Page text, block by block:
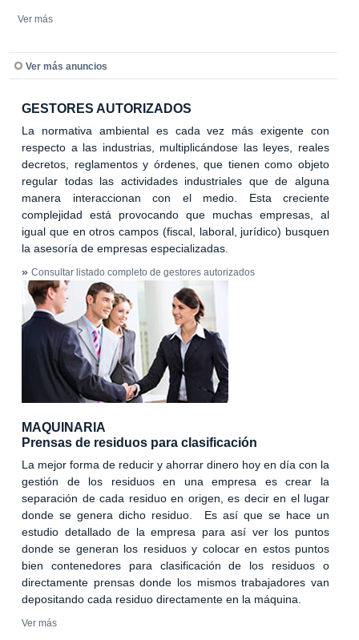
Ver más
Ver más anuncios
GESTORES AUTORIZADOS
La normativa ambiental es cada vez más exigente con
respecto a las industrias, multiplicándose las leyes, reales
decretos, reglamentos y órdenes, que tienen como objeto
regular todas las actividades industriales que de alguna
manera interaccionan con el medio. Esta creciente
complejidad está provocando que muchas empresas, al
igual que en otros campos (fiscal, laboral, jurídico) busquen
la asesoría de empresas especializadas.
» Consultar listado completo de gestores autorizados
MAQUINARIA
Prensas de residuos para clasificación
La mejor forma de reducir y ahorrar dinero hoy en día con la
gestión de los residuos en una empresa es crear la
separación de cada residuo en origen, es decir en el lugar
donde se genera dicho residuo. Es así que se hace un
estudio detallado de la empresa para así ver los puntos
donde se generan los residuos y colocar en estos puntos
bien contenedores para clasificación de los residuos o
directamente prensas donde los mismos trabajadores van
depositando cada residuo directamente en la máquina.
Ver más